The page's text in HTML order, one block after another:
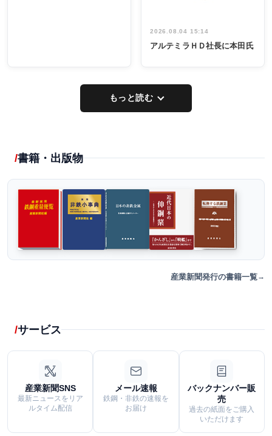
2026.08.04 15:14
アルテミラＨＤ社長に本田氏
もっと読む
書籍・出版物
産業新聞発行の書籍一覧
サービス
産業新聞SNS
最新ニュースをリア
ルタイム配信
メール速報
鉄鋼・非鉄の速報を
お届け
バックナンバー販
売
過去の紙面をご購入
いただけます